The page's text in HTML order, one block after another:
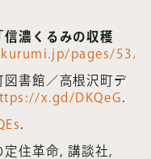
濃くるみの収穫
pages/53/
図書館／高根沢町デ
x.gd/DKQeG
.
定住革命, 講談社,